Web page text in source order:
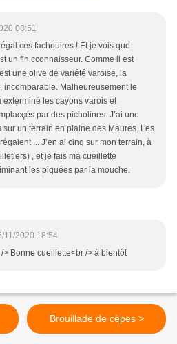
08:51
ces fachouires ! Et je vois que
un fin cconnaisseur. Comme il est
une olive de variété varoise, la
incomparable. Malheureusement le
les cayons varois et
par des picholines. J’ai une
un terrain en plaine des Maures. Les
... J’en ai cinq sur mon terrain, à
, et je fais ma cueillette
les piquées par la mouche.
11/2020 18:54
/> Bonne cueillette<br /> à bientôt
Brouillade de cèpes >